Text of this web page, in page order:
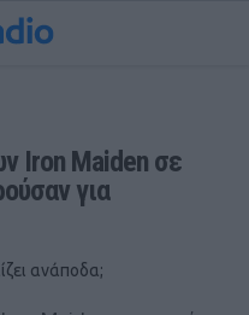
Iron Maiden σε
για
ανάποδα;